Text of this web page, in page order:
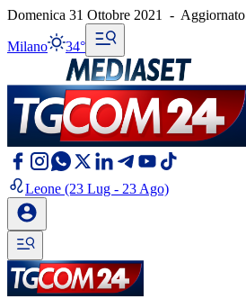
Domenica 31 Ottobre 2021 -
Milano 34°
Leone (23 Lug - 23 Ago)